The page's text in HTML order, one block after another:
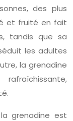
des plus
et fruité en fait
tandis que sa
les adultes
la grenadine
grenadine est